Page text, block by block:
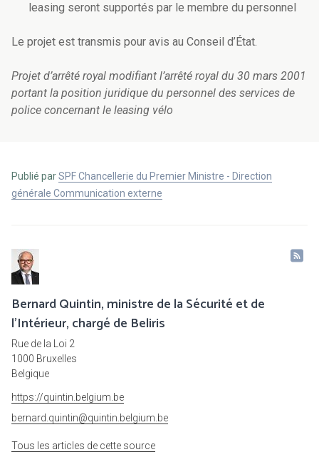
leasing seront supportés par le membre du personnel
Le projet est transmis pour avis au Conseil d’État.
Projet d’arrêté royal modifiant l’arrêté royal du 30 mars 2001
portant la position juridique du personnel des services de
police concernant le leasing vélo
Publié parSPF Chancellerie du Premier Ministre - Direction
générale Communication externe
Bernard Quintin, ministre de la Sécurité et de
l’Intérieur, chargé de Beliris
Rue de la Loi 2
1000 Bruxelles
Belgique
https://quintin.belgium.be
bernard.quintin@quintin.belgium.be
Tous les articles de cette source